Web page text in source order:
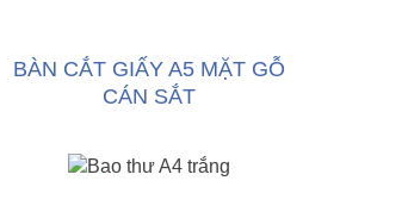
BÀN CẮT GIẤY A5 MẶT GỖ
CÁN SẮT